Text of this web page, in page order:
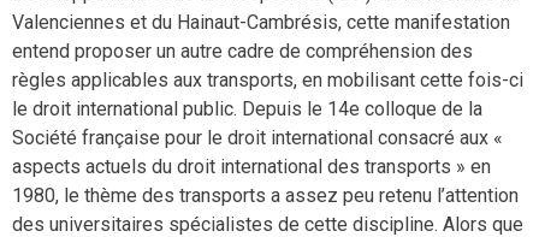
Valenciennes et du Hainaut-Cambrésis, cette manifestation
entend proposer un autre cadre de compréhension des
règles applicables aux transports, en mobilisant cette fois-ci
le droit international public. Depuis le 14e colloque de la
Société française pour le droit international consacré aux «
aspects actuels du droit international des transports » en
1980, le thème des transports a assez peu retenu l’attention
des universitaires spécialistes de cette discipline. Alors que